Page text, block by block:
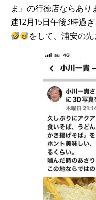
ま』の行徳店ならあ
速12月15日午後3時過
をして、浦安の先